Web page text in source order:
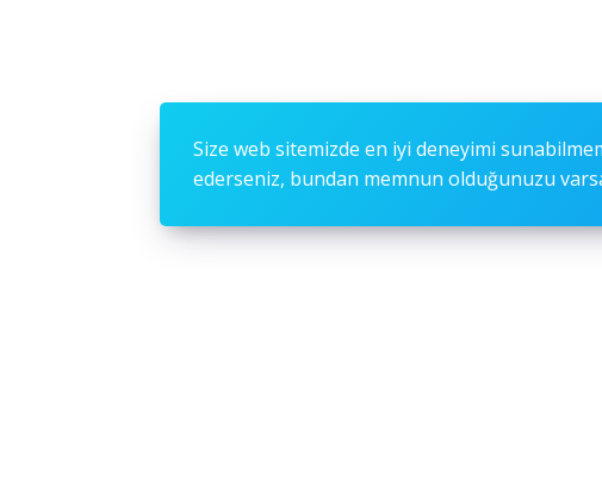
Size web sitemizde en iyi deneyimi
ederseniz, bundan memnun olduğunuzu